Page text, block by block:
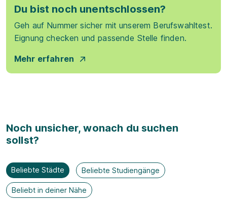
Du bist noch unentschlossen?
Geh auf Nummer sicher mit unserem Berufswahltest.
Eignung checken und passende Stelle finden.
Mehr erfahren
Noch unsicher, wonach du suchen
sollst?
Beliebte Städte Beliebte Studiengänge
Beliebt in deiner Nähe